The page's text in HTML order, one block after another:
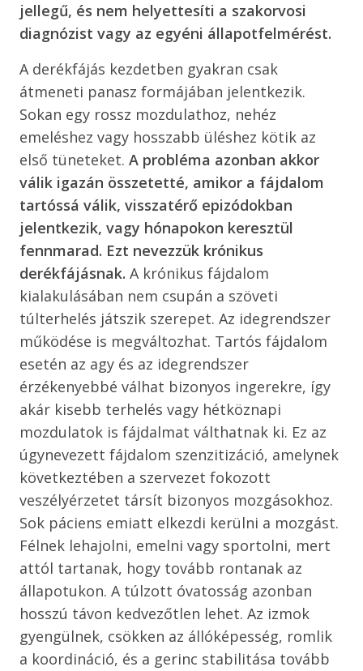
jellegű, és nem helyettesíti a szakorvosi
diagnózist vagy az egyéni állapotfelmérést.
A derékfájás kezdetben gyakran csak
átmeneti panasz formájában jelentkezik.
Sokan egy rossz mozdulathoz, nehéz
emeléshez vagy hosszabb üléshez kötik az
első tüneteket. A probléma azonban akkor
válik igazán összetetté, amikor a fájdalom
tartóssá válik, visszatérő epizódokban
jelentkezik, vagy hónapokon keresztül
fennmarad. Ezt nevezzük krónikus
derékfájásnak. A krónikus fájdalom
kialakulásában nem csupán a szöveti
túlterhelés játszik szerepet. Az idegrendszer
működése is megváltozhat. Tartós fájdalom
esetén az agy és az idegrendszer
érzékenyebbé válhat bizonyos ingerekre, így
akár kisebb terhelés vagy hétköznapi
mozdulatok is fájdalmat válthatnak ki. Ez az
úgynevezett fájdalom szenzitizáció, amelynek
következtében a szervezet fokozott
veszélyérzetet társít bizonyos mozgásokhoz.
Sok páciens emiatt elkezdi kerülni a mozgást.
Félnek lehajolni, emelni vagy sportolni, mert
attól tartanak, hogy tovább rontanak az
állapotukon. A túlzott óvatosság azonban
hosszú távon kedvezőtlen lehet. Az izmok
gyengülnek, csökken az állóképesség, romlik
a koordináció, és a gerinc stabilitása tovább